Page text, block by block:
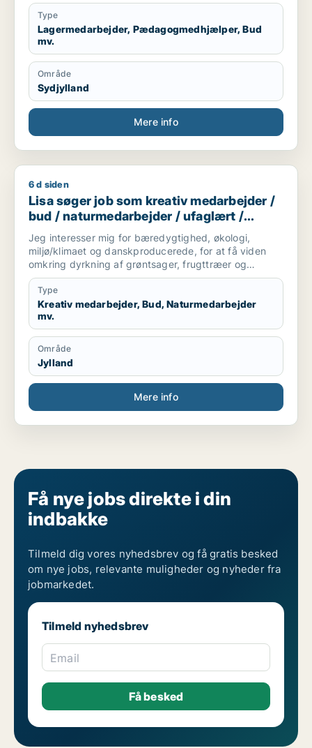
Type
Lagermedarbejder, Pædagogmedhjælper, Bud
mv.
Område
Sydjylland
Mere info
Lisa søger job som kreativ medarbejder / bud /
6 d siden
Lisa søger job som kreativ medarbejder /
bud / naturmedarbejder / ufaglært /
gartner
Jeg interesser mig for bæredygtighed, økologi,
miljø/klimaet og danskproducerede, for at få viden
omkring dyrkning af grøntsager, frugttræer og
frilandsgartneri og parat til at flytte for en mulig
praktikplads.
Jeg er mødestabil, pligtopfyldende, fleksibel og
hjælpsom. Jeg er ikke bange for at give en hånd
ekstra.
Type
Kreativ medarbejder, Bud, Naturmedarbejder
mv.
Område
Jylland
Mere info
Få nye jobs direkte i din
indbakke
Tilmeld dig vores nyhedsbrev og få gratis besked
om nye jobs, relevante muligheder og nyheder fra
jobmarkedet.
Tilmeld nyhedsbrev
Email